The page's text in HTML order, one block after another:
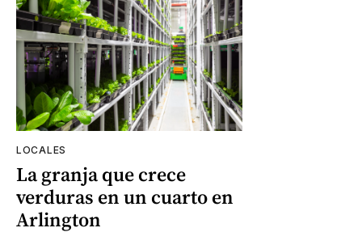
LOCALES
La granja que crece
verduras en un cuarto en
Arlington